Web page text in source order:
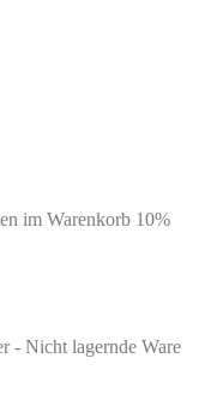
im Warenkorb 10%
- Nicht lagernde Ware